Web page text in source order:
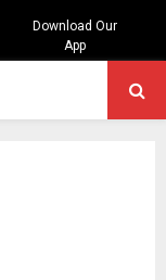
Download Our
App